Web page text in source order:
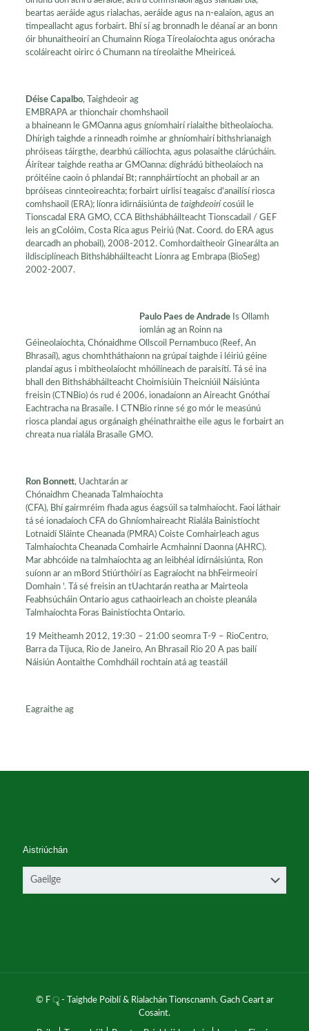
beartas aeráide agus rialachas, aeráide agus na n-ealaíon, agus an
timpeallacht agus forbairt. Bhí sí ag bronnadh le déanaí ar an bonn
óir bhunaitheoirí an Chumainn Ríoga Tíreolaíochta agus onóracha
scoláireacht oirirc ó Chumann na tíreolaithe Mheiriceá.
Déise Capalbo, Taighdeoir ag
EMBRAPA ar thionchair chomhshaoil
​​a bhaineann le GMOanna agus gníomhairí rialaithe bitheolaíocha.
Dhírigh taighde a rinneadh roimhe ar ghníomhairí bithshrianaigh
phróiseas táirgthe, dearbhú cáilíochta, agus polasaithe clárúcháin.
Áirítear taighde reatha ar GMOanna: díghrádú bitheolaíoch na
próitéine caoin ó phlandaí Bt; rannpháirtíocht an phobail ar an
bpróiseas cinnteoireachta; forbairt uirlisí teagaisc d'anailísí riosca
comhshaoil (ERA); líonra idirnáisiúnta detaighdeoirí cosúil le
Tionscadal ERA GMO, CCA Bithshábháilteacht Tionscadail / GEF
leis an gColóim, Costa Rica agus Peiriú (Nat. Coord. do ERA agus
dearcadh an phobail), 2008-2012. Comhordaitheoir Ginearálta an
ildisciplíneach Bithshábháilteacht Líonra ag Embrapa (BioSeg)
2002-2007.
Paulo Paes de AndradeIs Ollamh
iomlán ag an Roinn na
Géineolaíochta, Chónaidhme Ollscoil Pernambuco (Reef, An
Bhrasaíl), agus chomhtháthaíonn na grúpaí taighde i léiriú géine
plandaí agus i mbitheolaíocht mhóilíneach de paraisítí. Tá sé ina
bhall den Bithshábháilteacht Choimisiúin Theicniúil Náisiúnta
freisin (CTNBio) ós rud é 2006, ionadaíonn an Aireacht Gnóthaí
Eachtracha na Brasaíle. I CTNBio rinne sé go mór le measúnú
riosca plandaí agus orgánaigh ghéinathraithe eile agus le forbairt an
chreata nua rialála Brasaíle GMO.
Ron Bonnett, Uachtarán ar
Chónaidhm Cheanada Talmhaíochta
(CFA), Bhí gairmréim fhada agus éagsúil sa talmhaíocht. Faoi láthair
tá sé ionadaíoch CFA do Ghníomhaireacht Rialála Bainistíocht
Lotnaidí Sláinte Cheanada (PMRA) Coiste Comhairleach agus
Talmhaíochta Cheanada Comhairle Acmhainní Daonna (AHRC).
Mar abhcóide na talmhaíochta ag an leibhéal idirnáisiúnta, Ron
suíonn ar an mBord Stiúrthóirí as Eagraíocht na bhFeirmeoirí
Domhain '. Tá sé freisin an tUachtarán reatha ar Mairteola
Feabhsúcháin Ontario agus cathaoirleach an choiste pleanála
Talmhaíochta Foras Bainistíochta Ontario.
19 Meitheamh 2012, 19:30 – 21:00 seomra T-9 – RioCentro,
Barra da Tijuca, Rio de Janeiro, An Bhrasaíl Rio 20 A pas bailí
Náisiún Aontaithe Comhdháil rochtain atá ag teastáil
Eagraithe ag
Aistriúchán
© F ॄ - Taighde Poiblí & Rialachán Tionscnamh. Gach Ceart ar
Cosaint.